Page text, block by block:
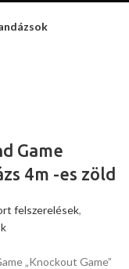
Game
4m -es zöld
felszerelések,
„Knockout Game”